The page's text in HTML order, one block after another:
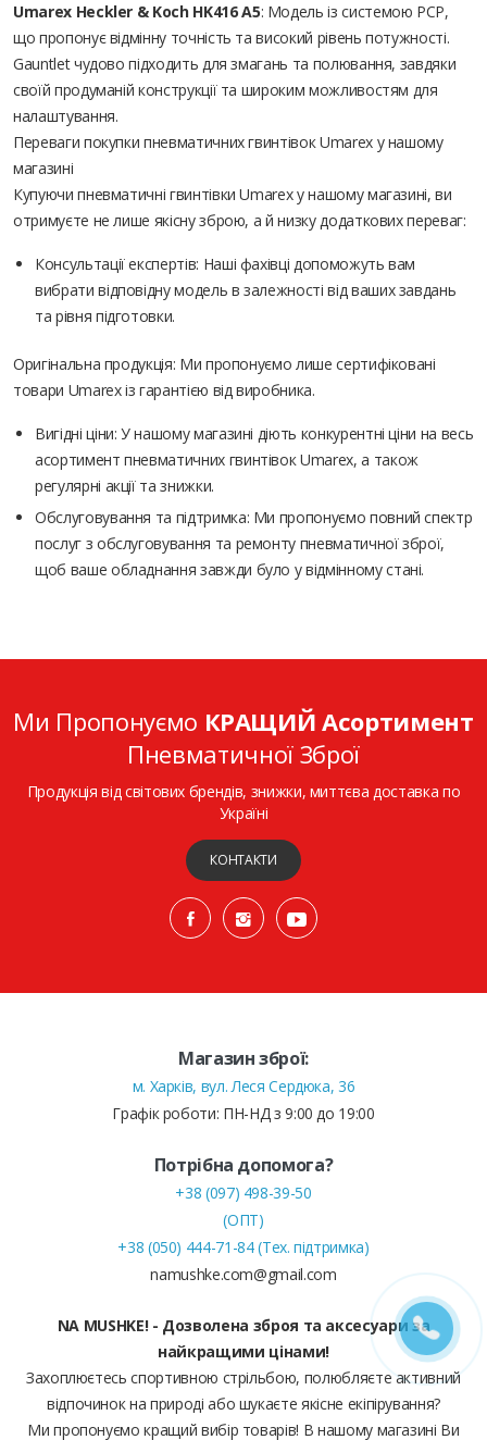
Umarex Heckler & Koch HK416 A5: Модель із системою PCP,
що пропонує відмінну точність та високий рівень потужності.
Gauntlet чудово підходить для змагань та полювання, завдяки
своїй продуманій конструкції та широким можливостям для
налаштування.
Переваги покупки пневматичних гвинтівок Umarex у нашому
магазині
Купуючи пневматичні гвинтівки Umarex у нашому магазині, ви
отримуєте не лише якісну зброю, а й низку додаткових переваг:
Консультації експертів: Наші фахівці допоможуть вам
вибрати відповідну модель в залежності від ваших завдань
та рівня підготовки.
Оригінальна продукція: Ми пропонуємо лише сертифіковані
товари Umarex із гарантією від виробника.
Вигідні ціни: У нашому магазині діють конкурентні ціни на весь
асортимент пневматичних гвинтівок Umarex, а також
регулярні акції та знижки.
Обслуговування та підтримка: Ми пропонуємо повний спектр
послуг з обслуговування та ремонту пневматичної зброї,
щоб ваше обладнання завжди було у відмінному стані.
Ми Пропонуємо КРАЩИЙ Асортимент
Пневматичної Зброї
Продукція від світових брендів, знижки, миттєва доставка по
Україні
КОНТАКТИ
Магазин зброї:
м. Харків, вул. Леся Сердюка, 36
Графік роботи: ПН-НД з 9:00 до 19:00
Потрібна допомога?
+38 (097) 498-39-50
(ОПТ)
+38 (050) 444-71-84 (Тех. підтримка)
namushke.com@gmail.com
NA MUSHKE! - Дозволена зброя та аксесуари за
найкращими цінами!
Захоплюєтесь спортивною стрільбою, полюбляєте активний
відпочинок на природі або шукаєте якісне екіпірування?
Ми пропонуємо кращий вибір товарів! В нашому магазині Ви